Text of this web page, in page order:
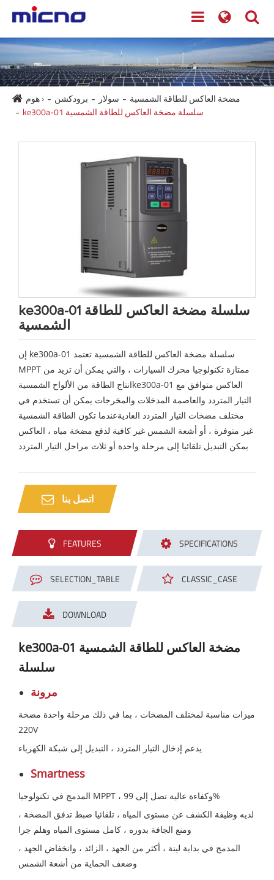
هوم › برودكشن سولار
مضخة العاكس للطاقة الشمسية
ke300a-01 سلسلة مضخة العاكس للطاقة الشمسية
ke300a-01 سلسلة مضخة العاكس للطاقة
الشمسية
إن ke300a-01 سلسلة مضخة العاكس للطاقة الشمسية تعتمد
MPPT ممتازة تكنولوجيا محرك السيارات ، والتي يمكن أن تزيد من
انتاج الطاقة من الألواح الشمسيةke300a-01 العاكس متوافق مع
التيار المتردد والعاصمة المدخلات والمخرجات يمكن أن تستخدم في
مختلف مضخات التيار المتردد العاديةعندما تكون الطاقة الشمسية
غير متوفرة ، أو أشعة الشمس غير كافية لدفع مضخة مياه ، العاكس
يمكن التبديل تلقائيا إلى مرحلة واحدة أو ثلاث مراحل التيار المتردد
اتصل بنا
FEATURES SPECIFICATIONS
SELECTION_TABLE CLASSIC_CASE
DOWNLOAD
ke300a-01 مضخة العاكس للطاقة الشمسية
سلسلة
مرونة
ميزات مناسبة لمختلف المضخات ، بما في ذلك مرحلة واحدة مضخة
220V
يدعم إدخال التيار المتردد ، التبديل إلى شبكة الكهرباء
Smartness
المدمج في تكنولوجيا MPPT ، وكفاءة عالية تصل إلى 99%
لديه وظيفة الكشف عن مستوى المياه ، تلقائيا ضبط تدفق المضخة ،
ومنع الجافة بدوره ، كامل مستوى المياه وهلم جرا
المدمج في بداية لينة ، أكثر من الجهد ، الزائد ، وانخفاض الجهد ،
وضعف الحماية من أشعة الشمس